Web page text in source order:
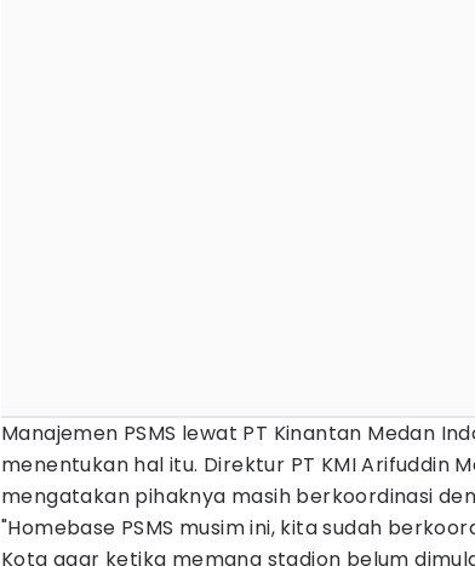
Manajemen PSMS lewat PT Kinantan Medan
menentukan hal itu. Direktur PT KMI Arifuddin
mengatakan pihaknya masih berkoordinasi
"Homebase PSMS musim ini, kita sudah
Kota agar ketika memang stadion belum